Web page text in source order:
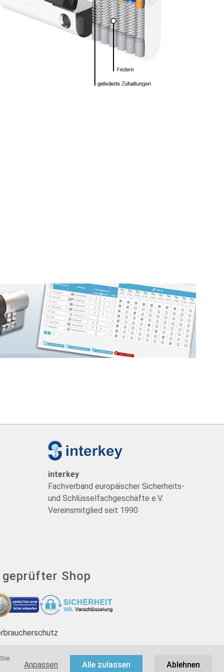
Anpassen Alle zulassen Ablehnen
interkey
Fachverband europäischer Sicherheits-
und Schlüsselfachgeschäfte e.V.
Vereinsmitglied seit 1990
Shop